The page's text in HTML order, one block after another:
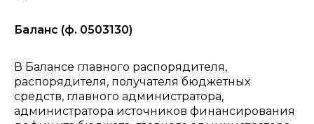
Баланс (ф. 0503130)
В Балансе главного распорядителя,
распорядителя, получателя бюджетных
средств, главного администратора,
администратора источников финансирования